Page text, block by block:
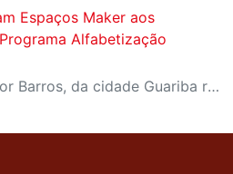
Espaços Maker aos
Alfabetização
A escola EMEB Professor Barros, da cidade Guariba recebeu um laboratório de fabricação digital equipado com tecnologia avançada para práticas pedagógicas